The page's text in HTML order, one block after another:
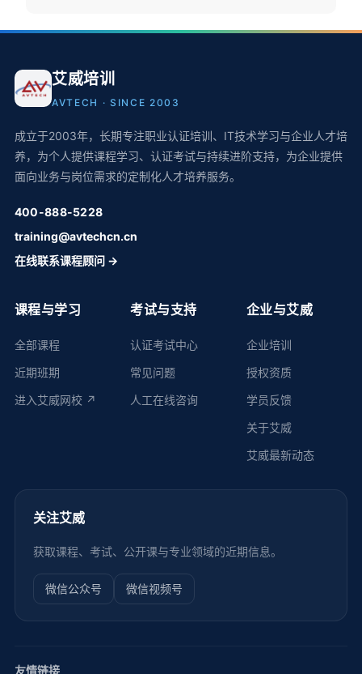
艾威培训
AVTECH · SINCE 2003
成立于2003年，长期专注职业认证培训、IT技术学习与企业人才培
养，为个人提供课程学习、认证考试与持续进阶支持，为企业提供
面向业务与岗位需求的定制化人才培养服务。
400-888-5228
training@avtechcn.cn
在线联系课程顾问 →
课程与学习
全部课程
近期班期
进入艾威网校 ↗
考试与支持
认证考试中心
常见问题
人工在线咨询
企业与艾威
企业培训
授权资质
学员反馈
关于艾威
艾威最新动态
关注艾威
获取课程、考试、公开课与专业领域的近期信息。
微信公众号 微信视频号
友情链接